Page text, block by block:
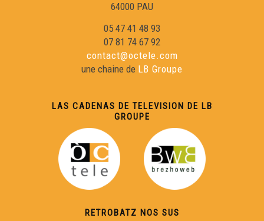
64000 PAU
05 47 41 48 93
07 81 74 67 92
contact@octele.com
une chaine de LB Groupe
LAS CADENAS DE TELEVISION DE LB
GROUPE
RETROBATZ NOS SUS